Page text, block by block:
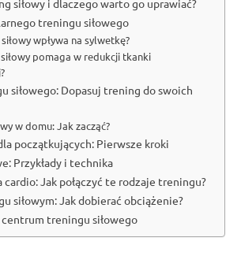
siłowy i dlaczego warto go uprawiać?
treningu siłowego
wpływa na sylwetkę?
pomaga w redukcji tkanki
siłowego: Dopasuj trening do swoich
w domu: Jak zacząć?
początkujących: Pierwsze kroki
Przykłady i technika
cardio: Jak połączyć te rodzaje treningu?
siłowym: Jak dobierać obciążenie?
centrum treningu siłowego